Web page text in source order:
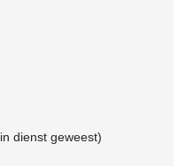
dienst geweest)